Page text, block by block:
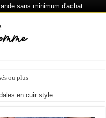
sans minimum d'achat
ou plus
en cuir style